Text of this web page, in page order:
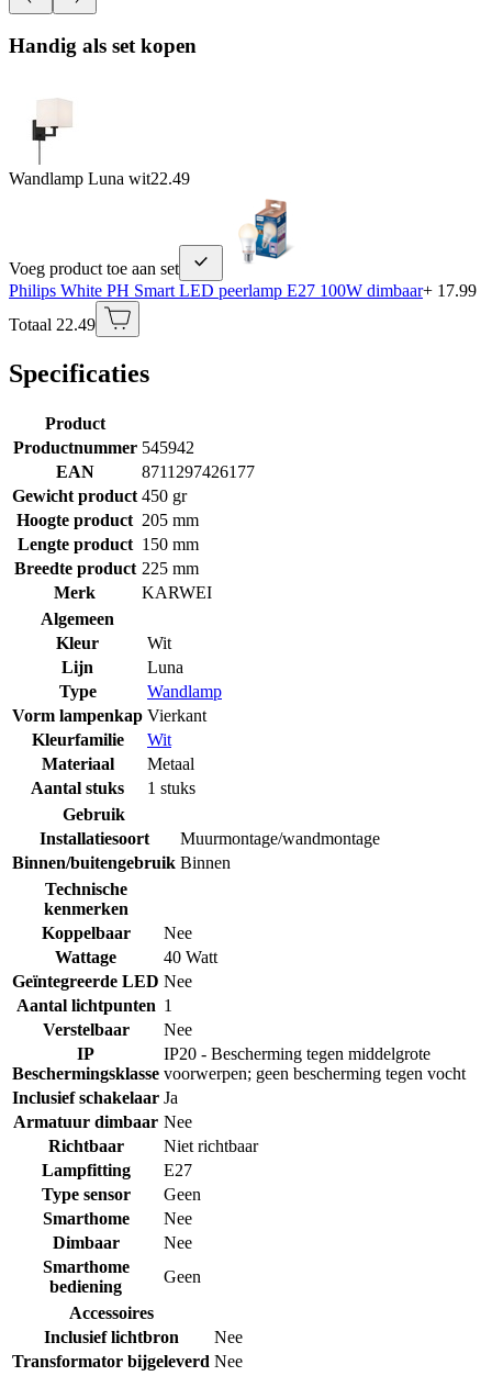
Handig als set kopen
Wandlamp Luna wit22.49
Voeg product toe aan set
Philips White PH Smart LED peerlamp E27 100W dimbaar+ 17.99
Totaal 22.49
Specificaties
Product
Productnummer 545942
EAN
8711297426177
Gewicht product 450 gr
Hoogte product 205 mm
Lengte product 150 mm
Breedte product 225 mm
Merk
KARWEI
Algemeen
Kleur
Wit
Lijn
Luna
Type
Wandlamp
Vorm lampenkap Vierkant
Kleurfamilie
Wit
Materiaal
Metaal
Aantal stuks
1 stuks
Gebruik
Installatiesoort
Muurmontage/wandmontage
Binnen/buitengebruik Binnen
Technische
kenmerken
Koppelbaar
Nee
Wattage
40 Watt
Geïntegreerde LED Nee
Aantal lichtpunten 1
Verstelbaar
Nee
IP
Beschermingsklasse
IP20 - Bescherming tegen middelgrote
voorwerpen; geen bescherming tegen vocht
Inclusief schakelaar Ja
Armatuur dimbaar Nee
Richtbaar
Niet richtbaar
Lampfitting
E27
Type sensor
Geen
Smarthome
Nee
Dimbaar
Nee
Smarthome
bediening
Geen
Accessoires
Inclusief lichtbron
Nee
Transformator bijgeleverd Nee